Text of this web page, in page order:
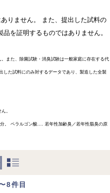
りません。 また、提出した試料の
を証明するものではありません。
また、除菌試験・消臭試験は一般家庭に存在する代
した試料にのみ対するデータであり、製造した全製
。
ペラルゴン酸.... 若年性加齢臭／若年性脂臭の原
8件目